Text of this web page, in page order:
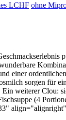
LCHF ohne
einer
sorgen für
Ein weiterer Clou:
(4